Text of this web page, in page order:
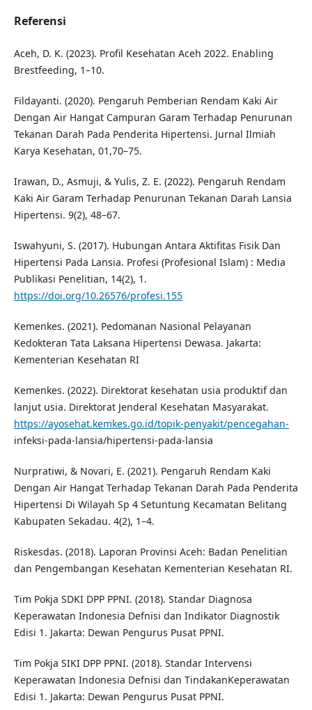
Referensi
Aceh, D. K. (2023). Profil Kesehatan Aceh 2022. Enabling
Brestfeeding, 1–10.
Fildayanti. (2020). Pengaruh Pemberian Rendam Kaki Air
Dengan Air Hangat Campuran Garam Terhadap Penurunan
Tekanan Darah Pada Penderita Hipertensi. Jurnal Ilmiah
Karya Kesehatan, 01,70–75.
Irawan, D., Asmuji, & Yulis, Z. E. (2022). Pengaruh Rendam
Kaki Air Garam Terhadap Penurunan Tekanan Darah Lansia
Hipertensi. 9(2), 48–67.
Iswahyuni, S. (2017). Hubungan Antara Aktifitas Fisik Dan
Hipertensi Pada Lansia. Profesi (Profesional Islam) : Media
Publikasi Penelitian, 14(2), 1.
https://doi.org/10.26576/profesi.155
Kemenkes. (2021). Pedomanan Nasional Pelayanan
Kedokteran Tata Laksana Hipertensi Dewasa. Jakarta:
Kementerian Kesehatan RI
Kemenkes. (2022). Direktorat kesehatan usia produktif dan
lanjut usia. Direktorat Jenderal Kesehatan Masyarakat.
https://ayosehat.kemkes.go.id/topik-penyakit/pencegahan-
infeksi-pada-lansia/hipertensi-pada-lansia
Nurpratiwi, & Novari, E. (2021). Pengaruh Rendam Kaki
Dengan Air Hangat Terhadap Tekanan Darah Pada Penderita
Hipertensi Di Wilayah Sp 4 Setuntung Kecamatan Belitang
Kabupaten Sekadau. 4(2), 1–4.
Riskesdas. (2018). Laporan Provinsi Aceh: Badan Penelitian
dan Pengembangan Kesehatan Kementerian Kesehatan RI.
Tim Pokja SDKI DPP PPNI. (2018). Standar Diagnosa
Keperawatan Indonesia Defnisi dan Indikator Diagnostik
Edisi 1. Jakarta: Dewan Pengurus Pusat PPNI.
Tim Pokja SIKI DPP PPNI. (2018). Standar Intervensi
Keperawatan Indonesia Defnisi dan TindakanKeperawatan
Edisi 1. Jakarta: Dewan Pengurus Pusat PPNI.